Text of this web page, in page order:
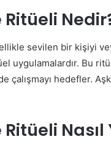
sevilen bir kişiyi
uygulamalardır. Bu
çalışmayı hedefler.
Nasıl